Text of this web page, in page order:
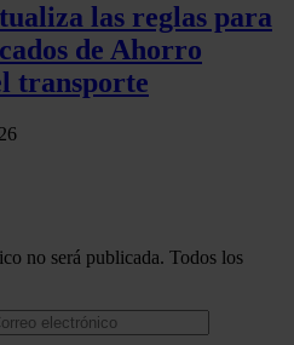
las reglas para
de Ahorro
transporte
no será publicada. Todos los